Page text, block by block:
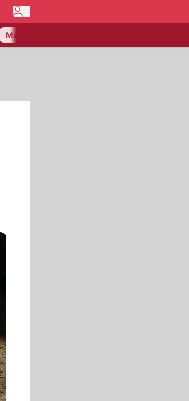
Matchcenter